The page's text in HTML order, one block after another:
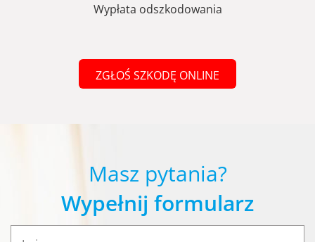
Wypłata odszkodowania
ZGŁOŚ SZKODĘ ONLINE
Masz pytania?
Wypełnij formularz